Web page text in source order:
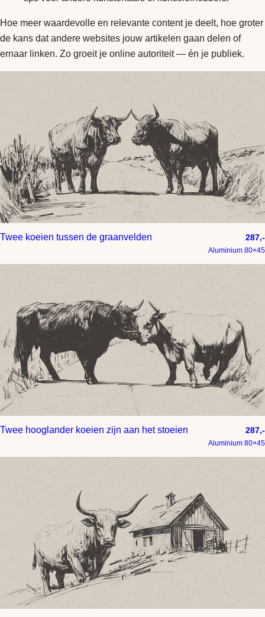
Hoe meer waardevolle en relevante content je deelt, hoe groter
de kans dat andere websites jouw artikelen gaan delen of
ernaar linken. Zo groeit je online autoriteit — én je publiek.
Twee koeien tussen de graanvelden 287,-
Aluminium 80×45
Twee hooglander koeien zijn aan het stoeien 287,-
Aluminium 80×45